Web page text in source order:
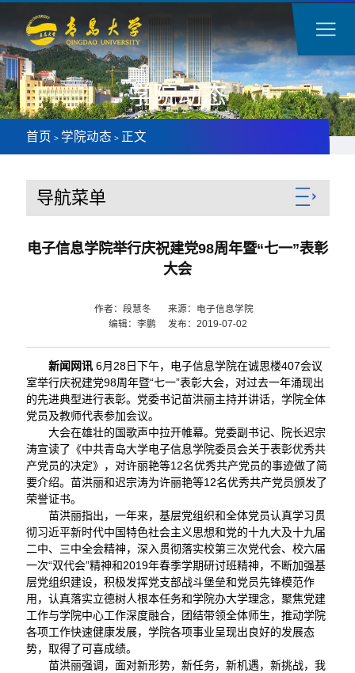
学院动态
首页 > 学院动态 > 正文
导航菜单
电子信息学院举行庆祝建党98周年暨“七一”表彰
大会
作者：段慧冬 来源：电子信息学院
编辑：李鹏 发布：2019-07-02
新闻网讯 6月28日下午，电子信息学院在诚思楼407会议
室举行庆祝建党98周年暨“七一”表彰大会，对过去一年涌现出
的先进典型进行表彰。党委书记苗洪丽主持并讲话，学院全体
党员及教师代表参加会议。
大会在雄壮的国歌声中拉开帷幕。党委副书记、院长迟宗
涛宣读了《中共青岛大学电子信息学院委员会关于表彰优秀共
产党员的决定》，对许丽艳等12名优秀共产党员的事迹做了简
要介绍。苗洪丽和迟宗涛为许丽艳等12名优秀共产党员颁发了
荣誉证书。
苗洪丽指出，一年来，基层党组织和全体党员认真学习贯
彻习近平新时代中国特色社会主义思想和党的十九大及十九届
二中、三中全会精神，深入贯彻落实校第三次党代会、校六届
一次“双代会”精神和2019年春季学期研讨班精神，不断加强基
层党组织建设，积极发挥党支部战斗堡垒和党员先锋模范作
用，认真落实立德树人根本任务和学院办大学理念，聚焦党建
工作与学院中心工作深度融合，团结带领全体师生，推动学院
各项工作快速健康发展，学院各项事业呈现出良好的发展态
势，取得了可喜成绩。
苗洪丽强调，面对新形势，新任务，新机遇，新挑战，我